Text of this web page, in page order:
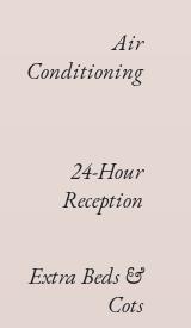
Air
Conditioning
24-Hour
Reception
Extra Beds &
Cots